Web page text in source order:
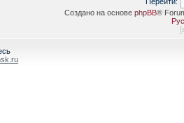
Создано на основе phpBB®
[